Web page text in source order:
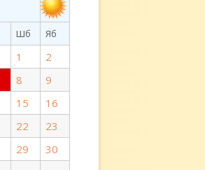
›
Шб Яб
1
2
8
9
15
16
22
23
29
30